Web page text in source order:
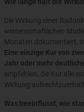
Die Wirkung einer
wissenschaftlichen
Monaten dokumentiert,
Eine einzige Kur von
Jahr oder mehr
empfehlen, die Kur alle
Wirkung
Was beeinflusst, wie